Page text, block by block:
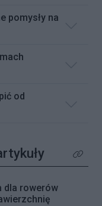
pomysły na
od
Kliknij
dla rowerów